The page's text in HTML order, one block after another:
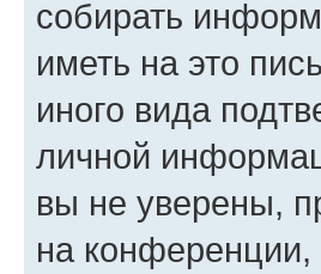
собирать
иметь на это
иного вида
личной
вы не уверены,
на конференции,